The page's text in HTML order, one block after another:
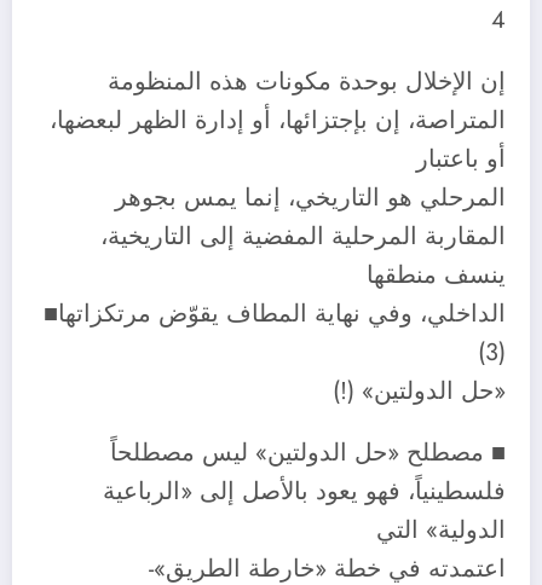
4
إن الإخلال بوحدة مكونات هذه المنظومة
المتراصة، إن بإجتزائها، أو إدارة الظهر لبعضها،
أو باعتبار
المرحلي هو التاريخي، إنما يمس بجوهر
المقاربة المرحلية المفضية إلى التاريخية،
ينسف منطقها
الداخلي، وفي نهاية المطاف يقوّض مرتكزاتها■
(3)
«حل الدولتين» (!)
■ مصطلح «حل الدولتين» ليس مصطلحاً
فلسطينياً، فهو يعود بالأصل إلى «الرباعية
الدولية» التي
اعتمدته في خطة «خارطة الطريق»-